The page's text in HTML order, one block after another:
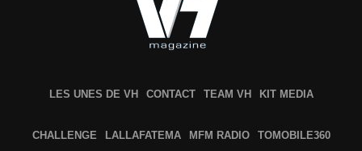
LES UNES DE VH CONTACT TEAM VH KIT MEDIA
CHALLENGE LALLAFATEMA MFM RADIO TOMOBILE360